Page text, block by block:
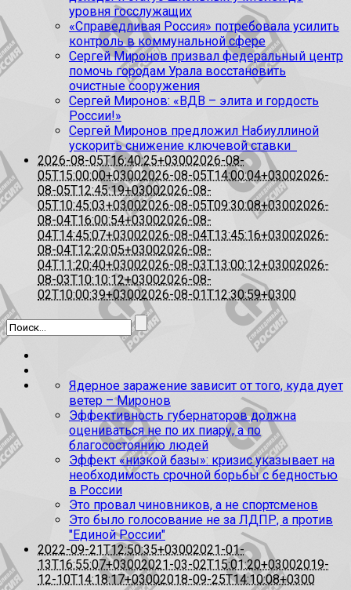
уровня госслужащих
«Справедливая Россия» потребовала усилить
контроль в коммунальной сфере
Сергей Миронов призвал федеральный центр
помочь городам Урала восстановить
очистные сооружения
Сергей Миронов: «ВДВ – элита и гордость
России!»
Сергей Миронов предложил Набиуллиной
ускорить снижение ключевой ставки
2026-08-05T16:40:25+03002026-08-
05T15:00:00+03002026-08-05T14:00:04+03002026-
08-05T12:45:19+03002026-08-
05T10:45:03+03002026-08-05T09:30:08+03002026-
08-04T16:00:54+03002026-08-
04T14:45:07+03002026-08-04T13:45:16+03002026-
08-04T12:20:05+03002026-08-
04T11:20:40+03002026-08-03T13:00:12+03002026-
08-03T10:10:12+03002026-08-
02T10:00:39+03002026-08-01T12:30:59+0300
Ядерное заражение зависит от того, куда дует
ветер – Миронов
Эффективность губернаторов должна
оцениваться не по их пиару, а по
благосостоянию людей
Эффект «низкой базы»: кризис указывает на
необходимость срочной борьбы с бедностью
в России
Это провал чиновников, а не спортсменов
Это было голосование не за ЛДПР, а против
"Единой России"
2022-09-21T12:50:35+03002021-01-
13T16:55:07+03002021-03-02T15:01:20+03002019-
12-10T14:18:17+03002018-09-25T14:10:08+0300